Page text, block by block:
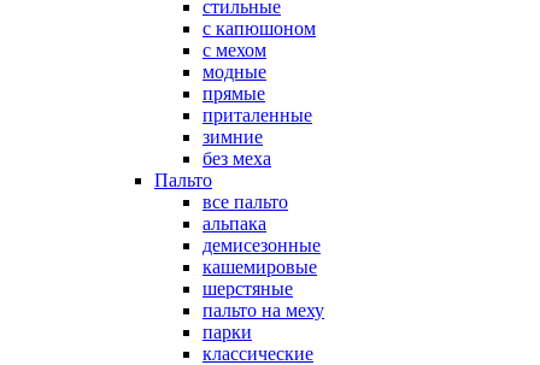
стильные
с капюшоном
с мехом
модные
прямые
приталенные
зимние
без меха
Пальто
все пальто
альпака
демисезонные
кашемировые
шерстяные
пальто на меху
парки
классические